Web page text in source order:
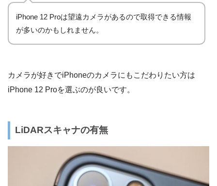
iPhone 12 Proは望遠カメラがあるので取得できる情報
が多いのかもしれません。
カメラが好きでiPhoneのカメラにもこだわりたい方は
iPhone 12 Proを選ぶのが良いです。
LiDARスキャナの有無